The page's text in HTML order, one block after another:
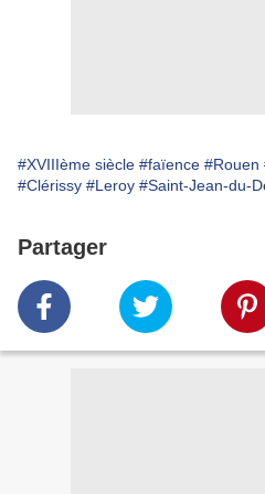
#XVIIIème siècle #faïence #Rouen
#Clérissy #Leroy #Saint-Jean-du-
Partager